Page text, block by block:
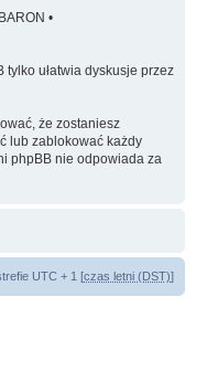
•
tylko ułatwia dyskusje przez
że zostaniesz
lub zablokować każdy
phpBB nie odpowiada za
UTC + 1 [czas letni (DST)]